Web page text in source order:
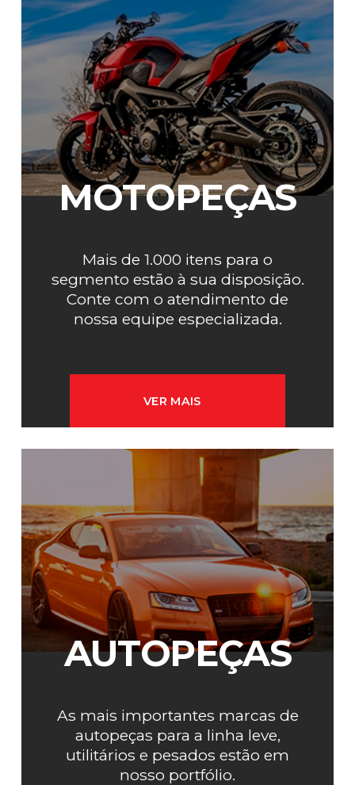
AUTOPEÇAS
As mais importantes marcas de
autopeças para a linha leve,
utilitários e pesados estão em
nosso portfólio.
VER MAIS
MOTOPEÇAS
Mais de 1.000 itens para o
segmento estão à sua disposição.
Conte com o atendimento de
nossa equipe especializada.